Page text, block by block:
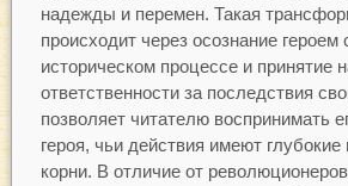
надежды и перемен. Такая
происходит через осознание героем
историческом процессе и принятие
ответственности за последствия
позволяет читателю воспринимать
героя, чьи действия имеют глубокие
корни. В отличие от